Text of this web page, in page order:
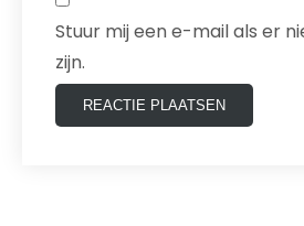
Stuur mij een e-mail als er
zijn.